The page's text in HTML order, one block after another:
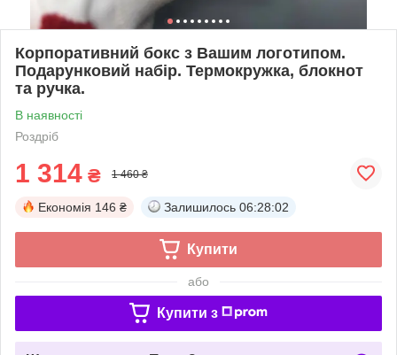
Корпоративний бокс з Вашим логотипом.
Подарунковий набір. Термокружка, блокнот
та ручка.
В наявності
Роздріб
1 314 ₴ 1 460 ₴
Економія 146 ₴ Залишилось 06:28:02
Купити
або
Купити з